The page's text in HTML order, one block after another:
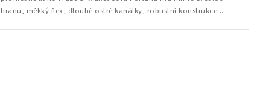
hranu, měkký flex, dlouhé ostré kanálky, robustní konstrukce...